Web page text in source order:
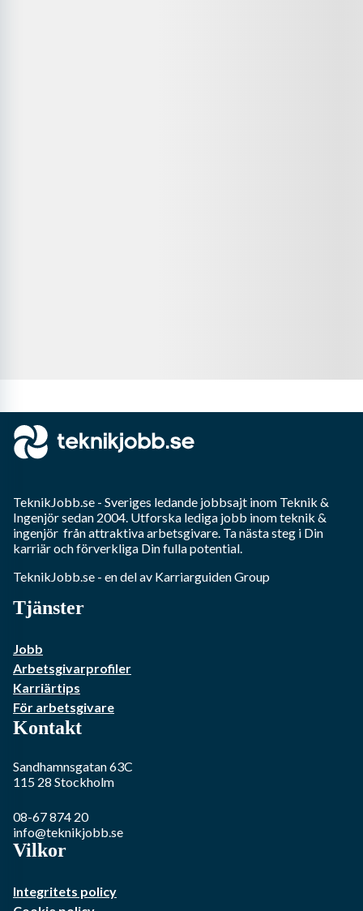
TeknikJobb.se - Sveriges ledande jobbsajt inom Teknik &
Ingenjörsedan 2004. Utforska lediga jobb inomteknik &
ingenjör från attraktiva arbetsgivare. Ta nästa steg i Din
karriär och förverkliga Din fulla potential.
TeknikJobb.se - en del av Karriarguiden Group
Tjänster
Jobb
Arbetsgivarprofiler
Karriärtips
För arbetsgivare
Kontakt
Sandhamnsgatan 63C
115 28 Stockholm
08-67 874 20
info@teknikjobb.se
Vilkor
Integritets policy